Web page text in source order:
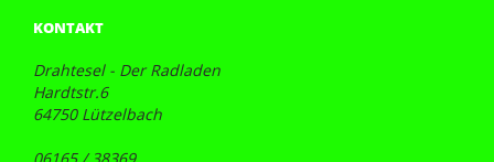
KONTAKT
Drahtesel - Der Radladen
Hardtstr.6
64750 Lützelbach
06165 / 38369